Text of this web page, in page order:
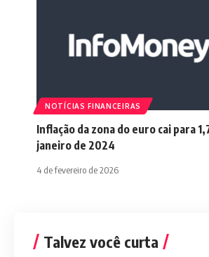
NOTÍCIAS FINANCEIRAS
Inflação da zona do euro cai para
janeiro de 2024
4 de fevereiro de 2026
Talvez você curta